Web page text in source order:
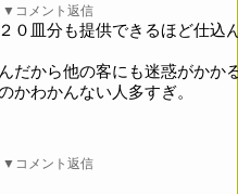
▼コメント返信
０皿分も提供できるほど仕込
だから他の客にも迷惑がかか
かわかんない人多すぎ。
▼コメント返信